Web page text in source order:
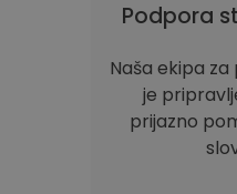
Podpora
Naša ekipa
je
prijazno